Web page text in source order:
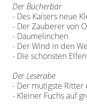
Der Bücherbär
- Des Kaisers neue
- Der Zauberer von
- Däumelinchen
- Der Wind in den
- Die schönsten
Der Leserabe
- Der mutigste Ritter
- Kleiner Fuchs auf